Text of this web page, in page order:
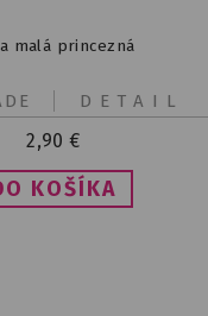
malá princezná
2,90 €
DETAIL